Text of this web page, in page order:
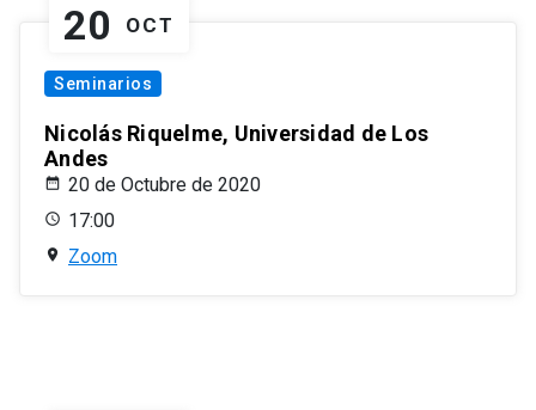
20 OCT
Seminarios
Nicolás Riquelme, Universidad de Los
Andes
20 de Octubre de 2020
17:00
Zoom